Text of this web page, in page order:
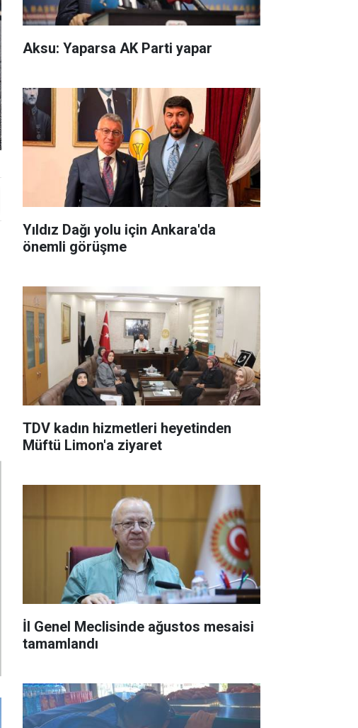
Aksu: Yaparsa AK Parti yapar
Yıldız Dağı yolu için Ankara'da
önemli görüşme
TDV kadın hizmetleri heyetinden
Müftü Limon'a ziyaret
İl Genel Meclisinde ağustos mesaisi
tamamlandı